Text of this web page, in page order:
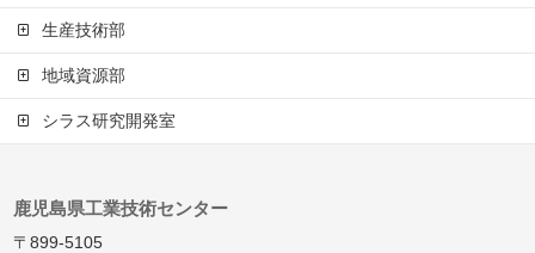
生産技術部
地域資源部
シラス研究開発室
鹿児島県工業技術センター
〒899-5105